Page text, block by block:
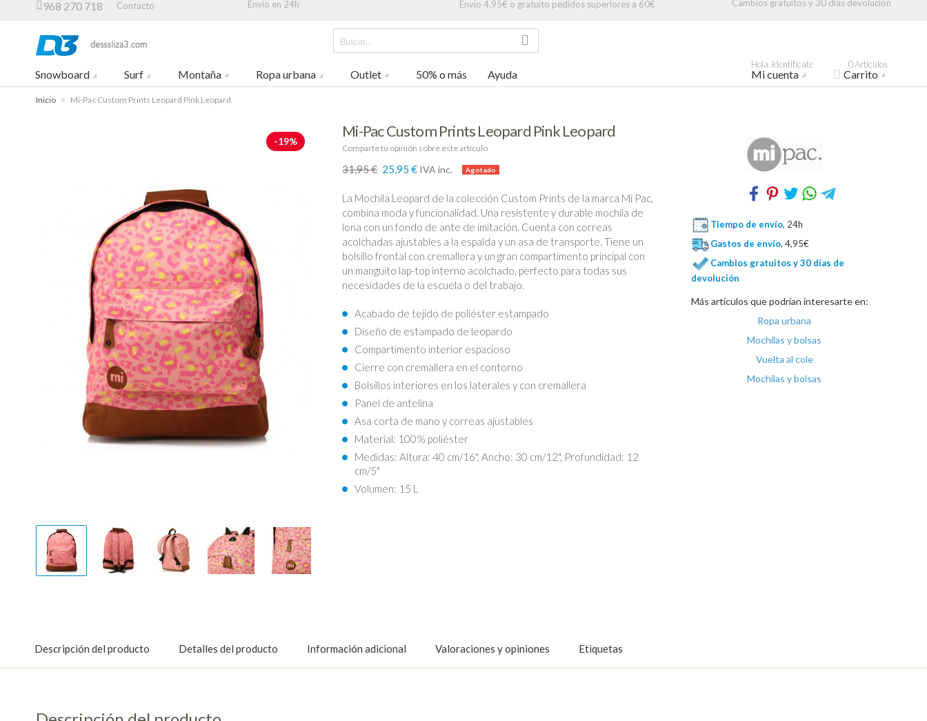
968 270 718 Contacto Envío en 24h Envío 4,95€ o gratuíto pedidos superiores a 60€ Cambios gratuitos y 30 días devolución
Buscar...
Hola. Identifícate
Mi cuenta
0 Artículos
Carrito
Snowboard Surf Montaña Ropa urbana Outlet 50% o más Ayuda
Inicio > Mi-Pac Custom Prints Leopard Pink Leopard
-19%
Mi-Pac Custom Prints Leopard Pink Leopard
Comparte tu opinión sobre este artículo
31,95 € 25,95 € IVA inc.
La Mochila Leopard de la colección Custom Prints de la marca Mi Pac,
combina moda y funcionalidad. Una resistente y durable mochila de
lona con un fondo de ante de imitación. Cuenta con correas
acolchadas ajustables a la espalda y un asa de transporte. Tiene un
bolsillo frontal con cremallera y un gran compartimento principal con
un manguito lap-top interno acolchado, perfecto para todas sus
necesidades de la escuela o del trabajo.
Acabado de tejido de poliéster estampado
Diseño de estampado de leopardo
Compartimento interior espacioso
Cierre con cremallera en el contorno
Bolsillos interiores en los laterales y con cremallera
Panel de antelina
Asa corta de mano y correas ajustables
Material: 100% poliéster
Medidas: Altura: 40 cm/16", Ancho: 30 cm/12", Profundidad: 12
cm/5"
Volumen: 15 L
Tiempo de envío, 24h
Gastos de envío, 4,95€
Cambios gratuitos y 30 días de
devolución
Más artículos que podrían interesarte en:
Ropa urbana
Mochilas y bolsas
Vuelta al cole
Mochilas y bolsas
Descripción del producto Detalles del producto Información adicional Valoraciones y opiniones Etiquetas